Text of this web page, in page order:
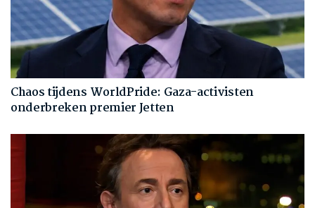
Chaos tijdens WorldPride: Gaza-activisten
onderbreken premier Jetten